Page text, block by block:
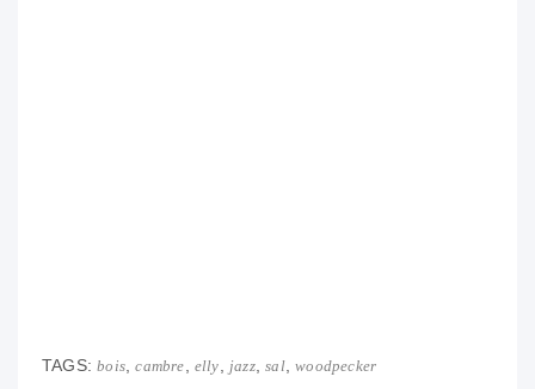
TAGS:bois,cambre elly jazz,sal,woodpecker